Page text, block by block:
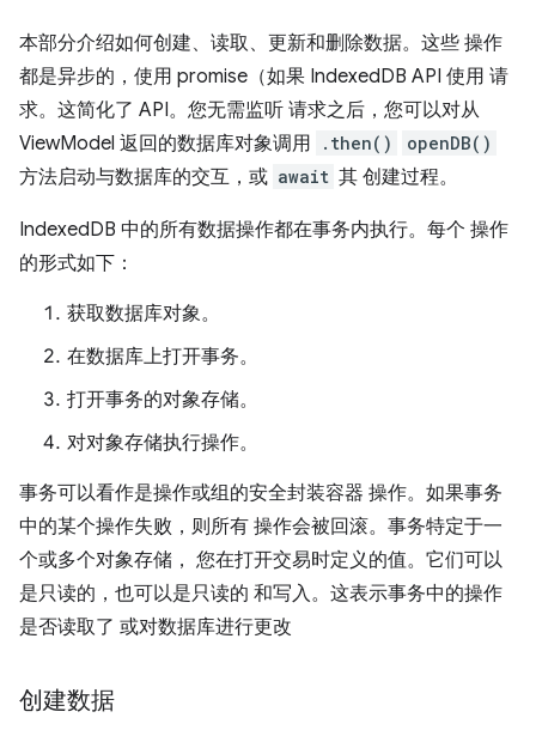
本部分介绍如何创建、读取、更新和删除数据。这些 操作
都是异步的，使用 promise（如果 IndexedDB API 使用 请
求。这简化了 API。您无需监听 请求之后，您可以对从
ViewModel 返回的数据库对象调用
.then() openDB()
方法启动与数据库的交互，或 await 其 创建过程。
IndexedDB 中的所有数据操作都在事务内执行。每个 操作
的形式如下：
获取数据库对象。
在数据库上打开事务。
打开事务的对象存储。
对对象存储执行操作。
事务可以看作是操作或组的安全封装容器 操作。如果事务
中的某个操作失败，则所有 操作会被回滚。事务特定于一
个或多个对象存储， 您在打开交易时定义的值。它们可以
是只读的，也可以是只读的 和写入。这表示事务中的操作
是否读取了 或对数据库进行更改
创建数据